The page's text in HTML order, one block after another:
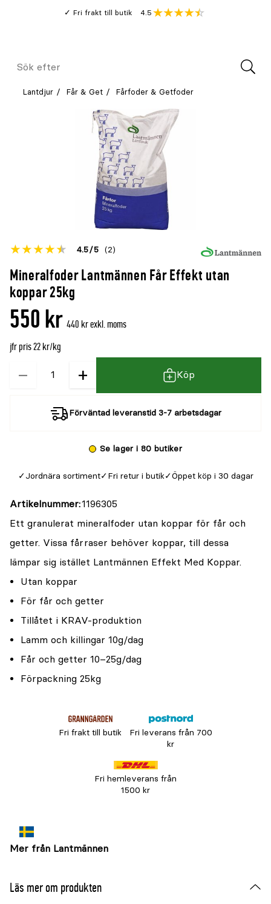
Fri frakt till butik
Genomsnitt
4.5
Meny
Sök
Lantdjur Får & Get Fårfoder & Getfoder
Mineralfoder Lantmännen Får Effekt utan
koppar 25kg
Betyget
denna
4.5 5 (2)
Öppna
recensioner
550 kr 440 kr exkl. moms
jfr pris 22 kr/kg
−
Kvantitet + Köp
Förväntad leveranstid 3-7 arbetsdagar
Se lager i 80 butiker
Jordnära sortiment Fri retur i butik Öppet köp i 30 dagar
Artikelnummer 1196305
Ett granulerat mineralfoder utan koppar för får och
getter. Vissa fårraser behöver koppar, till dessa
lämpar sig istället Lantmännen Effekt Med Koppar.
Utan koppar
För får och getter
Tillåtet i KRAV-produktion
Lamm och killingar 10g/dag
Får och getter 10–25g/dag
Förpackning 25kg
Fri frakt till butik
Fri leverans från 700
kr
Fri hemleverans från
1500 kr
Mer från Lantmännen
Läs mer om produkten